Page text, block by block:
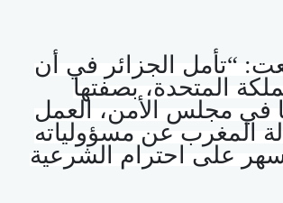
“تأمل الجزائر في أن
المتحدة، بصفتها
في مجلس الأمن، العمل
المغرب عن مسؤولياته
على احترام الشرعية